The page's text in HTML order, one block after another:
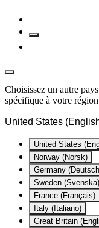
Choisissez un autre
spécifique à votre
United States
United States
Norway (Norsk)
Germany
Sweden (Svenska)
France (Français)
Italy (Italiano)
Great Britain